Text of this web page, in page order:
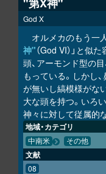
God X
オルメカのもう一
神"（God VI）」と似
頭、アーモンド型の
もっている。しかし
が無いし縞模様がな
大な頭を持つ。いろ
神々に対して従属的
地域・カテゴリ
中南米 その他
文献
08